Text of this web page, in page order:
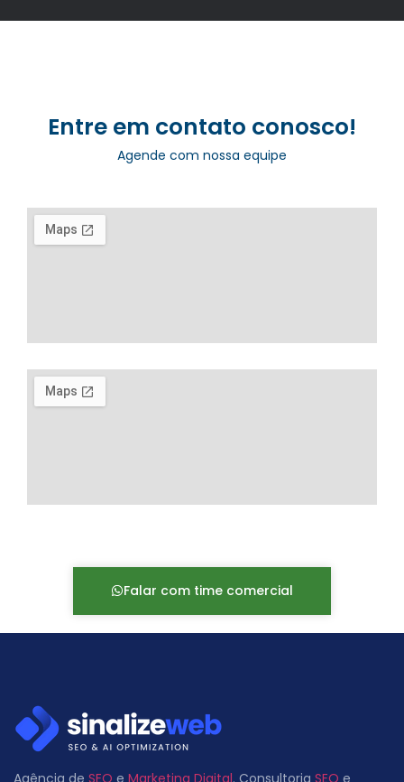
Entre em contato conosco!
Agende com nossa equipe
Falar com time comercial
Agência de SEO e Marketing Digital. Consultoria SEO e